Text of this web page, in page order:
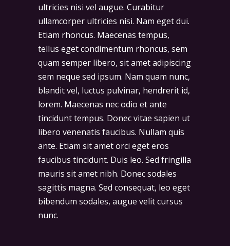
ultricies nisi vel augue. Curabitur
ullamcorper ultricies nisi. Nam eget dui.
Etiam rhoncus. Maecenas tempus,
tellus eget condimentum rhoncus, sem
quam semper libero, sit amet adipiscing
sem neque sed ipsum. Nam quam nunc,
blandit vel, luctus pulvinar, hendrerit id,
lorem. Maecenas nec odio et ante
tincidunt tempus. Donec vitae sapien ut
libero venenatis faucibus. Nullam quis
ante. Etiam sit amet orci eget eros
faucibus tincidunt. Duis leo. Sed fringilla
mauris sit amet nibh. Donec sodales
sagittis magna. Sed consequat, leo eget
bibendum sodales, augue velit cursus
nunc.